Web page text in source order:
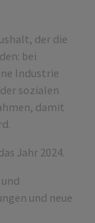
der die
bei
Industrie
sozialen
damit
Jahr 2024.
und neue